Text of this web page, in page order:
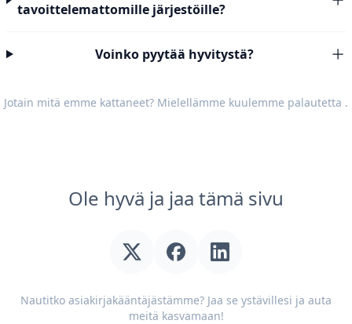
tavoittelemattomille järjestöille?
Voinko pyytää hyvitystä?
Jotain mitä emme kattaneet? Mielellämme kuulemme palautetta .
Ole hyvä ja jaa tämä sivu
Nautitko asiakirjakääntäjästämme? Jaa se ystävillesi ja auta
meitä kasvamaan!